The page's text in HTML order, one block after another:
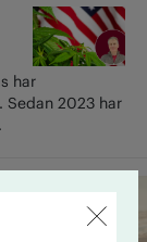
har
Sedan 2023 har